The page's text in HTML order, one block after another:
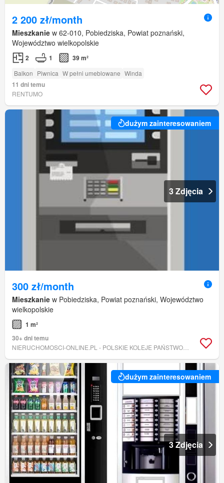
2 200 zł/month
Mieszkanie w 62-010, Pobiedziska, Powiat poznański,
Województwo wielkopolskie
2 1 39 m²
Balkon Piwnica W pełni umeblowane Winda
11 dni temu
RENTUMO
dużym zainteresowaniem
3 Zdjęcia
300 zł/month
Mieszkanie w Pobiedziska, Powiat poznański, Województwo
wielkopolskie
1 m²
30+ dni temu
dużym zainteresowaniem
3 Zdjęcia